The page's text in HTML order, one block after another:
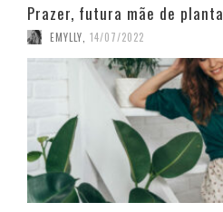
Prazer, futura mãe de planta
EMYLLY 14/07/2022